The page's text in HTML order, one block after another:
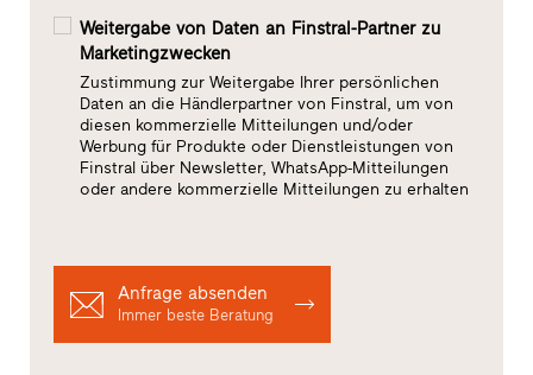
Weitergabe von Daten an Finstral-Partner zu
Marketingzwecken
Zustimmung zur Weitergabe Ihrer persönlichen
Daten an die Händlerpartner von Finstral, um von
diesen kommerzielle Mitteilungen und/oder
Werbung für Produkte oder Dienstleistungen von
Finstral über Newsletter, WhatsApp-Mitteilungen
oder andere kommerzielle Mitteilungen zu erhalten
Anfrage absenden
Immer beste Beratung